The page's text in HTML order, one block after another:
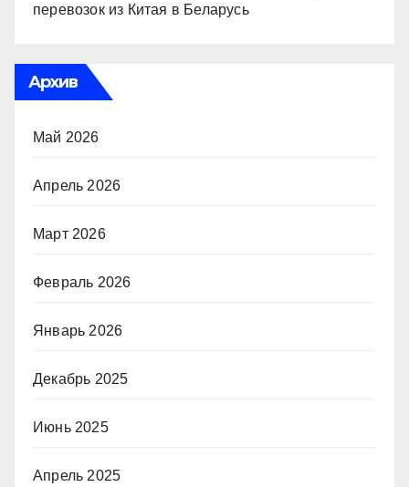
перевозок из Китая в Беларусь
Архив
Май 2026
Апрель 2026
Март 2026
Февраль 2026
Январь 2026
Декабрь 2025
Июнь 2025
Апрель 2025